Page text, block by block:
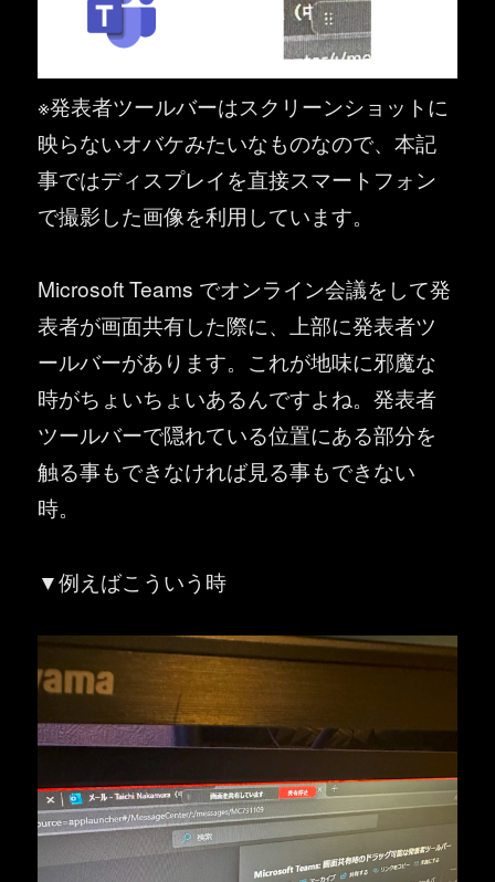
※発表者ツールバーはスクリーンショットに
映らないオバケみたいなものなので、本記
事ではディスプレイを直接スマートフォン
で撮影した画像を利用しています。
Microsoft Teams でオンライン会議をして発
表者が画面共有した際に、上部に発表者ツ
ールバーがあります。これが地味に邪魔な
時がちょいちょいあるんですよね。発表者
ツールバーで隠れている位置にある部分を
触る事もできなければ見る事もできない
時。
▼例えばこういう時